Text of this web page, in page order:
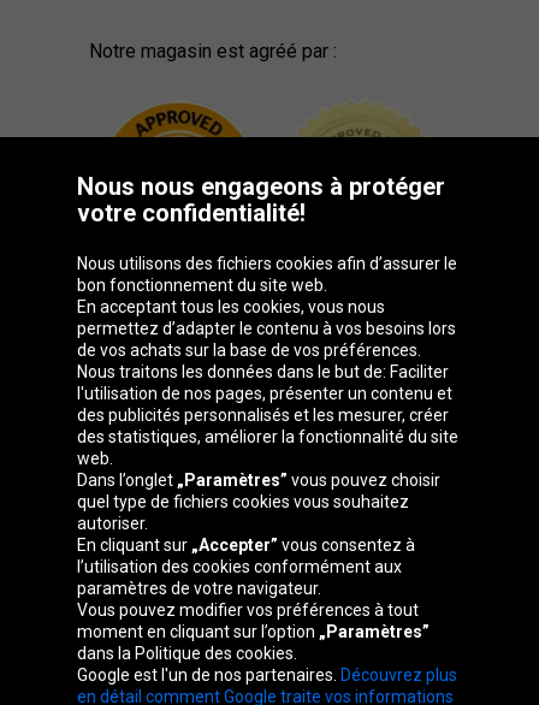
Notre magasin est agréé par :
Groupe Oponeo
Česká
republika
Deutschland Éire España
France Italia Magyarország Nederland
Österreich Polska
Slovenská
republika
United
Kingdom
Nous nous engageons à protéger
votre confidentialité!
Nous utilisons des fichiers cookies afin d’assurer le
bon fonctionnement du site web.
En acceptant tous les cookies, vous nous
permettez d’adapter le contenu à vos besoins lors
de vos achats sur la base de vos préférences.
Nous traitons les données dans le but de: Faciliter
l'utilisation de nos pages, présenter un contenu et
des publicités personnalisés et les mesurer, créer
des statistiques, améliorer la fonctionnalité du site
web.
Dans l’onglet „Paramètres” vous pouvez choisir
quel type de fichiers cookies vous souhaitez
autoriser.
En cliquant sur „Accepter” vous consentez à
l’utilisation des cookies conformément aux
paramètres de votre navigateur.
Vous pouvez modifier vos préférences à tout
moment en cliquant sur l’option „Paramètres”
dans la Politique des cookies.
Google est l'un de nos partenaires. Découvrez plus
en détail comment Google traite vos informations